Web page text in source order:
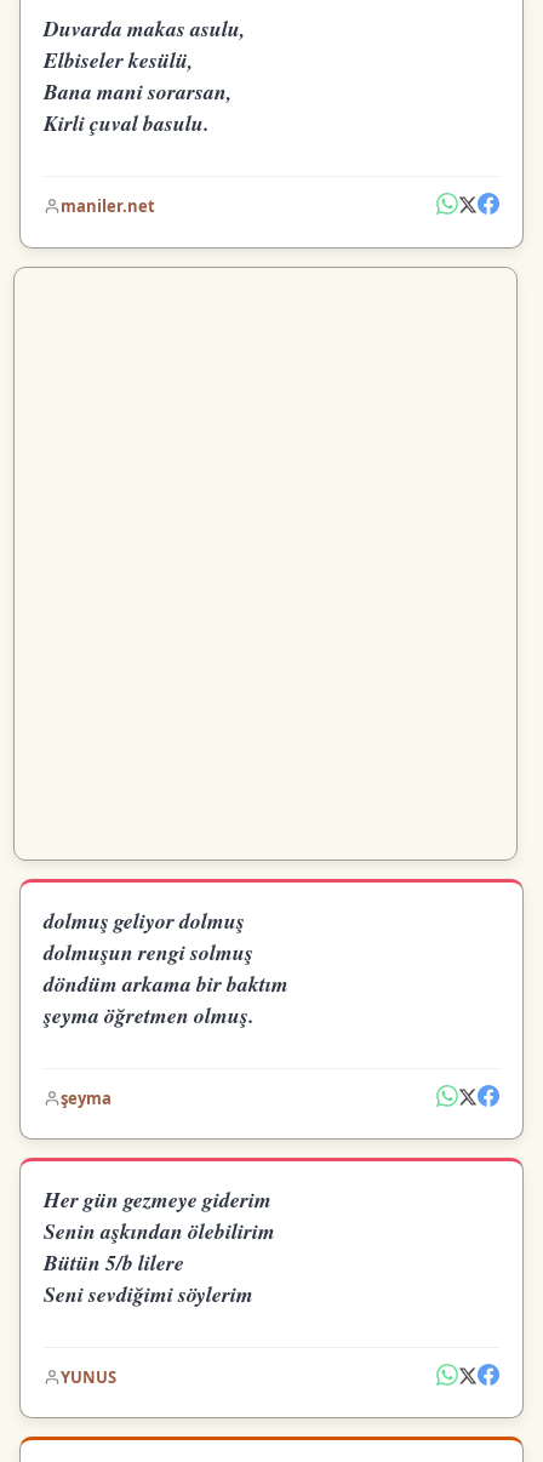
Duvarda makas asulu,
Elbiseler kesülü,
Bana mani sorarsan,
Kirli çuval basulu.
maniler.net
dolmuş geliyor dolmuş
dolmuşun rengi solmuş
döndüm arkama bir baktım
şeyma öğretmen olmuş.
şeyma
Her gün gezmeye giderim
Senin aşkından ölebilirim
Bütün 5/b lilere
Seni sevdiğimi söylerim
YUNUS